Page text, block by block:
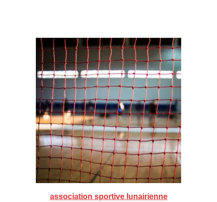
association sportive lunairienne